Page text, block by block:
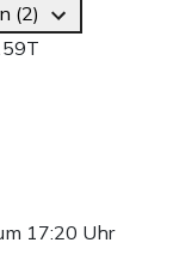
(2)
17:20 Uhr